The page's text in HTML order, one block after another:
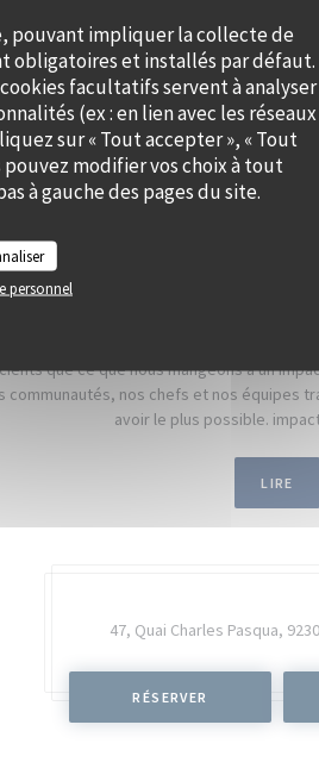
pouvant impliquer la collecte de
obligatoires et installés par défaut.
facultatifs servent à analyser
(ex : en lien avec les réseaux
sur « Tout accepter », « Tout
pouvez modifier vos choix à tout
à gauche des pages du site.
personnel
apaisant, sublimé par les couchers de
soit pour un cocktail, un dîner ou une
dans la création d’un événement
de saison. Offrez à vos invités un
PRIVATISER
que ce que nous mangeons a un
communautés, nos chefs et nos équipes
avoir le plus possible.
LIRE
47, Quai Charles Pasqua,
RÉSERVER